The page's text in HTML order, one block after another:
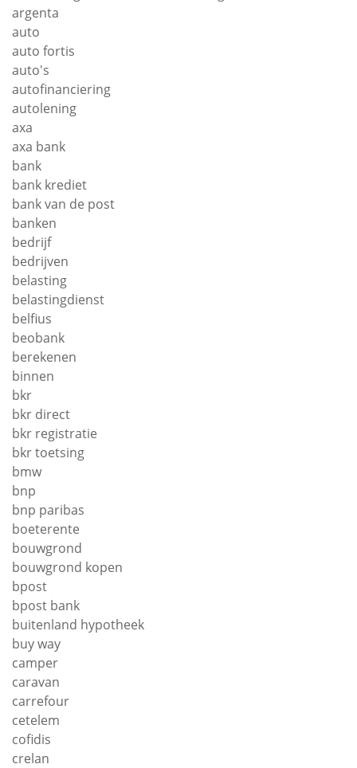
argenta
auto
auto fortis
auto's
autofinanciering
autolening
axa
axa bank
bank
bank krediet
bank van de post
banken
bedrijf
bedrijven
belasting
belastingdienst
belfius
beobank
berekenen
binnen
bkr
bkr direct
bkr registratie
bkr toetsing
bmw
bnp
bnp paribas
boeterente
bouwgrond
bouwgrond kopen
bpost
bpost bank
buitenland hypotheek
buy way
camper
caravan
carrefour
cetelem
cofidis
crelan